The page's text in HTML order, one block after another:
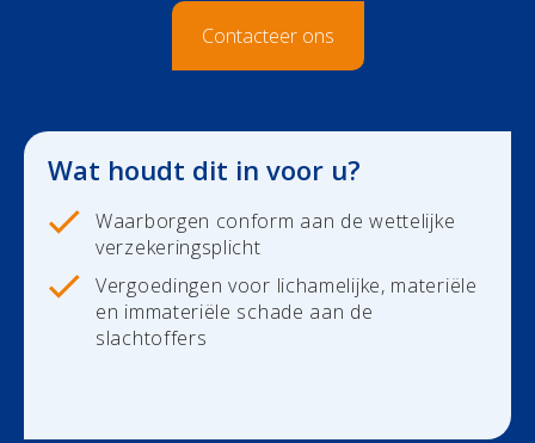
Uw financiën
Polis Check
Over ons
Contacteer ons
Wat houdt dit in voor u?
Waarborgen conform aan de wettelijke
verzekeringsplicht
Vergoedingen voor lichamelijke, materiële
en immateriële schade aan de
slachtoffers